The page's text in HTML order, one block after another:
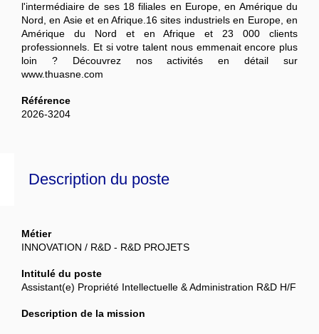
Description du poste
Métier
INNOVATION / R&D - R&D PROJETS
Intitulé du poste
Assistant(e) Propriété Intellectuelle & Administration R&D H/F
Description de la mission
l'intermédiaire de ses 18 filiales en Europe, en Amérique du
Nord, en Asie et en Afrique.16 sites industriels en Europe, en
Amérique du Nord et en Afrique et 23 000 clients
professionnels. Et si votre talent nous emmenait encore plus
loin ? Découvrez nos activités en détail sur
www.thuasne.com
Référence
2026-3204